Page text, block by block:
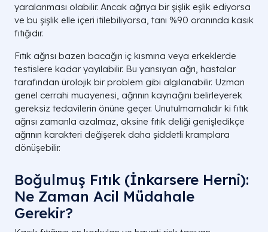
yaralanması olabilir. Ancak ağrıya bir şişlik eşlik ediyorsa
ve bu şişlik elle içeri itilebiliyorsa, tanı %90 oranında kasık
fıtığıdır.
Fıtık ağrısı bazen bacağın iç kısmına veya erkeklerde
testislere kadar yayılabilir. Bu yansıyan ağrı, hastalar
tarafından ürolojik bir problem gibi algılanabilir. Uzman
genel cerrahi muayenesi, ağrının kaynağını belirleyerek
gereksiz tedavilerin önüne geçer. Unutulmamalıdır ki fıtık
ağrısı zamanla azalmaz, aksine fıtık deliği genişledikçe
ağrının karakteri değişerek daha şiddetli kramplara
dönüşebilir.
Boğulmuş Fıtık (İnkarsere Herni):
Ne Zaman Acil Müdahale
Gerekir?